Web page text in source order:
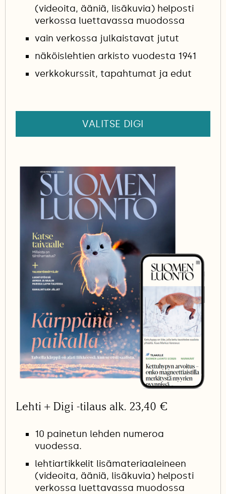
(videoita, ääniä, lisäkuvia) helposti
verkossa luettavassa muodossa
vain verkossa julkaistavat jutut
näköislehtien arkisto vuodesta 1941
verkkokurssit, tapahtumat ja edut
VALITSE DIGI
Lehti + Digi -tilaus alk. 23,40 €
10 painetun lehden numeroa
vuodessa.
lehtiartikkelit lisämateriaaleineen
(videoita, ääniä, lisäkuvia) helposti
verkossa luettavassa muodossa